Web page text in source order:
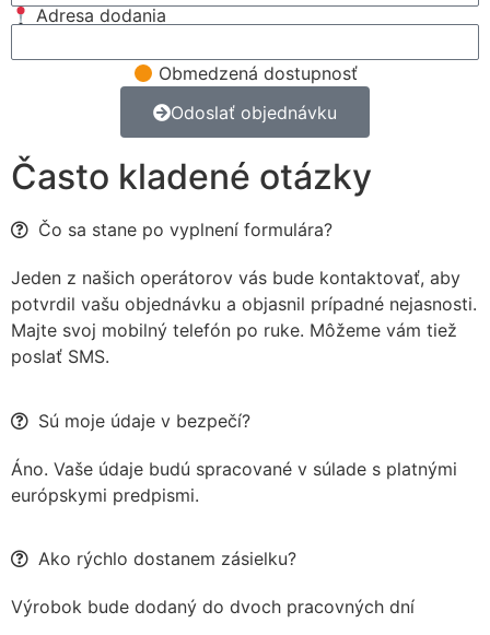
Adresa dodania
Obmedzená dostupnosť
Odoslať objednávku
Často kladené otázky
Čo sa stane po vyplnení formulára?
Jeden z našich operátorov vás bude kontaktovať, aby
potvrdil vašu objednávku a objasnil prípadné nejasnosti.
Majte svoj mobilný telefón po ruke. Môžeme vám tiež
poslať SMS.
Sú moje údaje v bezpečí?
Áno. Vaše údaje budú spracované v súlade s platnými
európskymi predpismi.
Ako rýchlo dostanem zásielku?
Výrobok bude dodaný do dvoch pracovných dní